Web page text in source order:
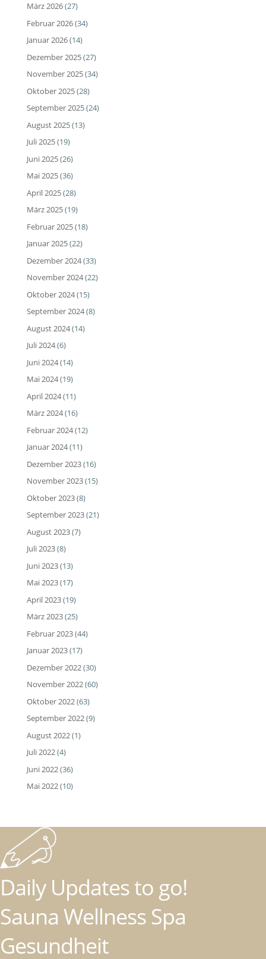
März 2026(27)
Februar 2026(34)
Januar 2026(14)
Dezember 2025(27)
November 2025(34)
Oktober 2025(28)
September 2025(24)
August 2025(13)
Juli 2025(19)
Juni 2025(26)
Mai 2025(36)
April 2025(28)
März 2025(19)
Februar 2025(18)
Januar 2025(22)
Dezember 2024(33)
November 2024(22)
Oktober 2024(15)
September 2024(8)
August 2024(14)
Juli 2024(6)
Juni 2024(14)
Mai 2024(19)
April 2024(11)
März 2024(16)
Februar 2024(12)
Januar 2024(11)
Dezember 2023(16)
November 2023(15)
Oktober 2023(8)
September 2023(21)
August 2023(7)
Juli 2023(8)
Juni 2023(13)
Mai 2023(17)
April 2023(19)
März 2023(25)
Februar 2023(44)
Januar 2023(17)
Dezember 2022(30)
November 2022(60)
Oktober 2022(63)
September 2022(9)
August 2022(1)
Juli 2022(4)
Juni 2022(36)
Mai 2022(10)
Daily Updates to go!
Sauna Wellness Spa
Gesundheit